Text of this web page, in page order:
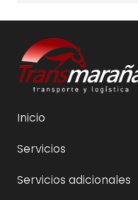
Inicio
Servicios
Servicios adicionales